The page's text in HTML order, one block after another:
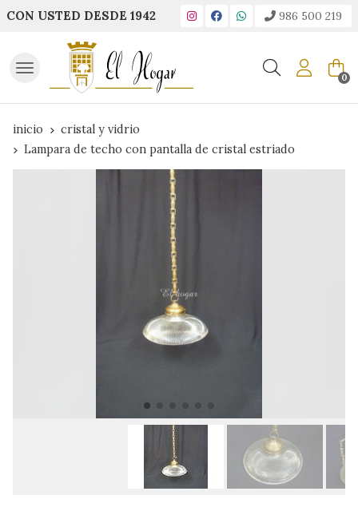
CON USTED DESDE 1942 986 500 219
Buscar 0
inicio
cristal y vidrio
Lampara de techo con pantalla de cristal estriado